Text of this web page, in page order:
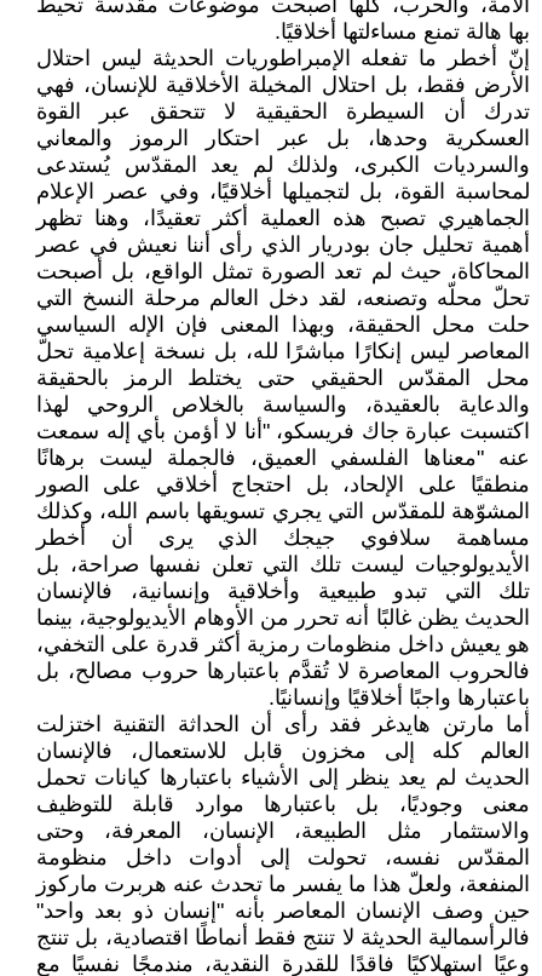
الأمة، والحرب، كلها أصبحت موضوعات مقدسة تحيط
بها هالة تمنع مساءلتها أخلاقيًا.
إنّ أخطر ما تفعله الإمبراطوريات الحديثة ليس احتلال
الأرض فقط، بل احتلال المخيلة الأخلاقية للإنسان، فهي
تدرك أن السيطرة الحقيقية لا تتحقق عبر القوة
العسكرية وحدها، بل عبر احتكار الرموز والمعاني
والسرديات الكبرى، ولذلك لم يعد المقدّس يُستدعى
لمحاسبة القوة، بل لتجميلها أخلاقيًا، وفي عصر الإعلام
الجماهيري تصبح هذه العملية أكثر تعقيدًا، وهنا تظهر
أهمية تحليل جان بودريار الذي رأى أننا نعيش في عصر
المحاكاة، حيث لم تعد الصورة تمثل الواقع، بل أصبحت
تحلّ محلّه وتصنعه، لقد دخل العالم مرحلة النسخ التي
حلت محل الحقيقة، وبهذا المعنى فإن الإله السياسي
المعاصر ليس إنكارًا مباشرًا لله، بل نسخة إعلامية تحلّ
محل المقدّس الحقيقي حتى يختلط الرمز بالحقيقة
والدعاية بالعقيدة، والسياسة بالخلاص الروحي لهذا
اكتسبت عبارة جاك فريسكو، "أنا لا أؤمن بأي إله سمعت
عنه "معناها الفلسفي العميق، فالجملة ليست برهانًا
منطقيًا على الإلحاد، بل احتجاج أخلاقي على الصور
المشوّهة للمقدّس التي يجري تسويقها باسم الله، وكذلك
مساهمة سلافوي جيجك الذي يرى أن أخطر
الأيديولوجيات ليست تلك التي تعلن نفسها صراحة، بل
تلك التي تبدو طبيعية وأخلاقية وإنسانية، فالإنسان
الحديث يظن غالبًا أنه تحرر من الأوهام الأيديولوجية، بينما
هو يعيش داخل منظومات رمزية أكثر قدرة على التخفي،
فالحروب المعاصرة لا تُقدَّم باعتبارها حروب مصالح، بل
باعتبارها واجبًا أخلاقيًا وإنسانيًا.
أما مارتن هايدغر فقد رأى أن الحداثة التقنية اختزلت
العالم كله إلى مخزون قابل للاستعمال، فالإنسان
الحديث لم يعد ينظر إلى الأشياء باعتبارها كيانات تحمل
معنى وجوديًا، بل باعتبارها موارد قابلة للتوظيف
والاستثمار مثل الطبيعة، الإنسان، المعرفة، وحتى
المقدّس نفسه، تحولت إلى أدوات داخل منظومة
المنفعة، ولعلّ هذا ما يفسر ما تحدث عنه هربرت ماركوز
حين وصف الإنسان المعاصر بأنه "إنسان ذو بعد واحد"
فالرأسمالية الحديثة لا تنتج فقط أنماطًا اقتصادية، بل تنتج
وعيًا استهلاكيًا فاقدًا للقدرة النقدية، مندمجًا نفسيًا مع